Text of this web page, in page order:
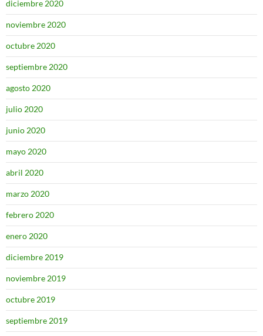
diciembre 2020
noviembre 2020
octubre 2020
septiembre 2020
agosto 2020
julio 2020
junio 2020
mayo 2020
abril 2020
marzo 2020
febrero 2020
enero 2020
diciembre 2019
noviembre 2019
octubre 2019
septiembre 2019